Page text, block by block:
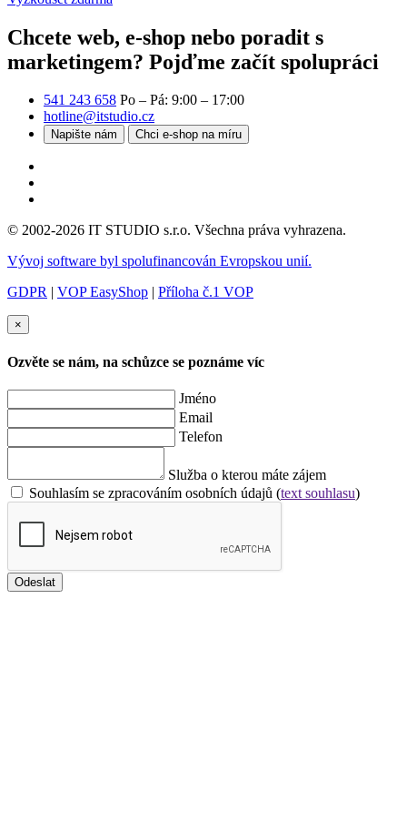
Chcete web, e-shop nebo poradit s
marketingem? Pojďme začít spolupráci
541 243 658 Po – Pá: 9:00 – 17:00
hotline@itstudio.cz
Napište nám Chci e-shop na míru
© 2002-2026 IT STUDIO s.r.o. Všechna práva vyhrazena.
Vývoj software byl spolufinancován Evropskou unií.
GDPR | VOP EasyShop | Příloha č.1 VOP
×
Ozvěte se nám, na schůzce se poznáme víc
Jméno
Email
Telefon
Služba o kterou máte zájem
Souhlasím se zpracováním osobních údajů (text souhlasu)
Odeslat